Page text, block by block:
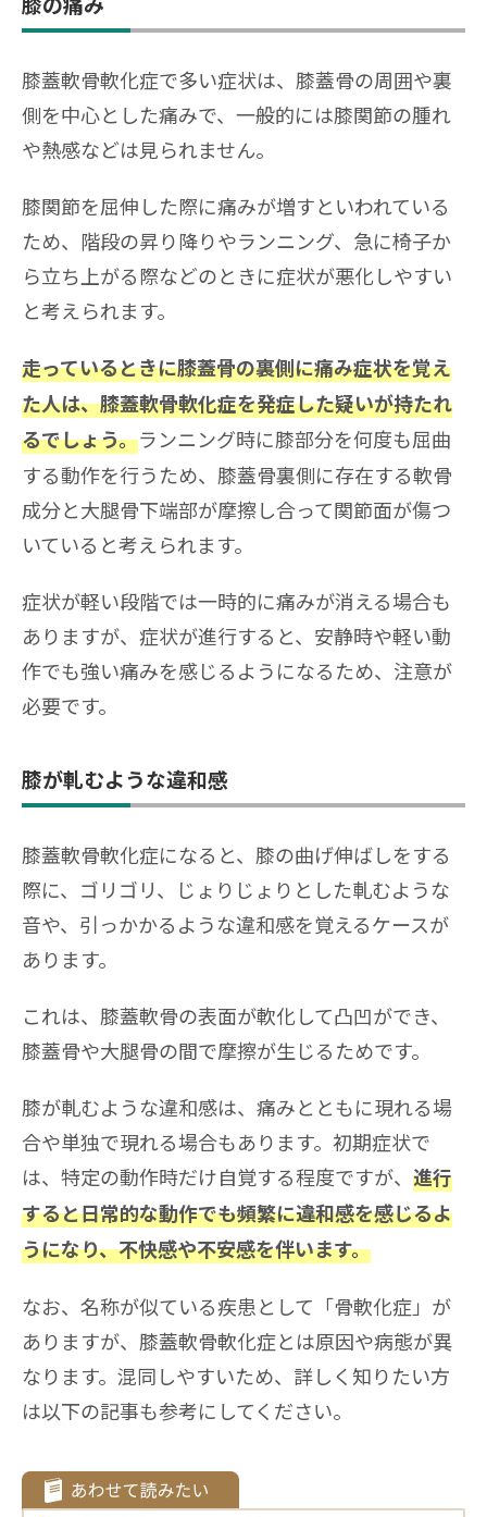
膝蓋軟骨軟化症で多い症状は、膝蓋骨の周囲や裏
側を中心とした痛みで、一般的には膝関節の腫れ
や熱感などは見られません。
膝関節を屈伸した際に痛みが増すといわれている
ため、階段の昇り降りやランニング、急に椅子か
ら立ち上がる際などのときに症状が悪化しやすい
と考えられます。
走っているときに膝蓋骨の裏側に痛み症状を覚え
た人は、膝蓋軟骨軟化症を発症した疑いが持たれ
るでしょう。ランニング時に膝部分を何度も屈曲
する動作を行うため、膝蓋骨裏側に存在する軟骨
成分と大腿骨下端部が摩擦し合って関節面が傷つ
いていると考えられます。
症状が軽い段階では一時的に痛みが消える場合も
ありますが、症状が進行すると、安静時や軽い動
作でも強い痛みを感じるようになるため、注意が
必要です。
膝が軋むような違和感
膝蓋軟骨軟化症になると、膝の曲げ伸ばしをする
際に、ゴリゴリ、じょりじょりとした軋むような
音や、引っかかるような違和感を覚えるケースが
あります。
これは、膝蓋軟骨の表面が軟化して凸凹ができ、
膝蓋骨や大腿骨の間で摩擦が生じるためです。
膝が軋むような違和感は、痛みとともに現れる場
合や単独で現れる場合もあります。初期症状で
は、特定の動作時だけ自覚する程度ですが、 進行
すると日常的な動作でも頻繁に違和感を感じるよ
うになり、不快感や不安感を伴います。
なお、名称が似ている疾患として「骨軟化症」が
ありますが、膝蓋軟骨軟化症とは原因や病態が異
なります。混同しやすいため、詳しく知りたい方
は以下の記事も参考にしてください。